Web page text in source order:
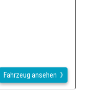
Fahrzeug ansehen